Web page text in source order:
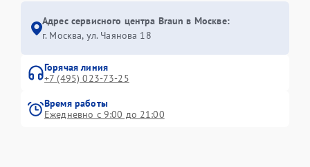
Адрес сервисного центра Braun в Москве:
г. Москва, ул. Чаянова 18
Горячая линия
+7 (495) 023-73-25
Время работы
Ежедневно с 9:00 до 21:00